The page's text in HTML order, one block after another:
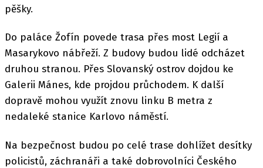
pěšky.
Do paláce Žofín povede trasa přes most Legií a
Masarykovo nábřeží. Z budovy budou lidé odcházet
druhou stranou. Přes Slovanský ostrov dojdou ke
Galerii Mánes, kde projdou průchodem. K další
dopravě mohou využít znovu linku B metra z
nedaleké stanice Karlovo náměstí.
Na bezpečnost budou po celé trase dohlížet desítky
policistů, záchranáři a také dobrovolníci Českého